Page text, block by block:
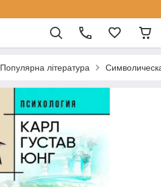
Популярна література